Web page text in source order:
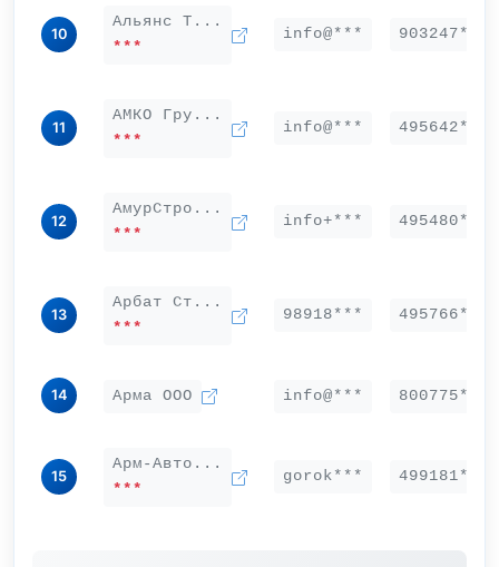
10
Альянс Т...
***
info@*** 903247***
11
АМКО Гру...
***
info@*** 495642***
12
АмурСтро...
***
info+*** 495480***
13
Арбат Ст...
***
98918*** 495766***
14 Арма ООО info@*** 800775***
15
Арм-Авто...
***
gorok*** 499181***